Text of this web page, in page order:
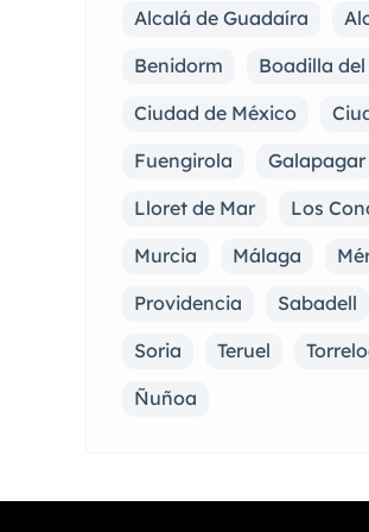
Alcalá de Guadaíra
Benidorm
Boadilla
Ciudad de México
Fuengirola
Galapagar
Lloret de Mar
Los
Murcia
Málaga
Providencia
Sabadell
Soria
Teruel
Ñuñoa